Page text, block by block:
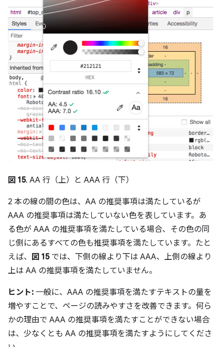
図 15. AA 行（上）と AAA 行（下）
2 本の線の間の色は、AA の推奨事項は満たしているが
AAA の推奨事項は満たしていない色を表しています。あ
る色が AAA の推奨事項を満たしている場合、その色の同
じ側にあるすべての色も推奨事項を満たしています。たと
えば、 図 15では、下側の線より下は AAA、上側の線より
上は AA の推奨事項を満たしていません。
ヒント: 一般に、AAA の推奨事項を満たすテキストの量を
増やすことで、ページの読みやすさを改善できます。何ら
かの理由で AAA の推奨事項を満たすことができない場合
は、少なくとも AA の推奨事項を満たすようにしてくださ